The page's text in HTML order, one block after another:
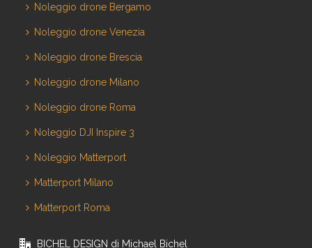
Noleggio drone Bergamo
Noleggio drone Venezia
Noleggio drone Brescia
Noleggio drone Milano
Noleggio drone Roma
Noleggio DJI Inspire 3
Noleggio Matterport
Matterport Milano
Matterport Roma
BICHEL DESIGN di Michael Bichel